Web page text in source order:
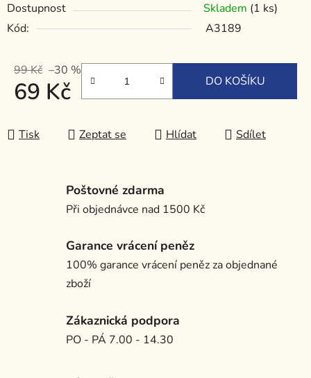
Dostupnost Skladem (1 ks)
Kód:
A3189
99 Kč –30 %
69 Kč DO KOŠÍKU
Tisk Zeptat se Hlídat Sdílet
Poštovné zdarma
Při objednávce nad 1500 Kč
Garance vrácení peněz
100% garance vrácení peněz za objednané
zboží
Zákaznická podpora
PO - PÁ 7.00 - 14.30